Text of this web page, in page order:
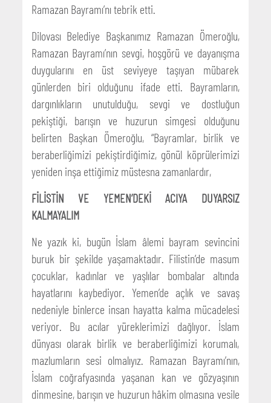
Ramazan Bayramı’nı tebrik etti.
Dilovası Belediye Başkanımız Ramazan Ömeroğlu,
Ramazan Bayramı’nın sevgi, hoşgörü ve dayanışma
duygularını en üst seviyeye taşıyan mübarek
günlerden biri olduğunu ifade etti. Bayramların,
dargınlıkların unutulduğu, sevgi ve dostluğun
pekiştiği, barışın ve huzurun simgesi olduğunu
belirten Başkan Ömeroğlu, “Bayramlar, birlik ve
beraberliğimizi pekiştirdiğimiz, gönül köprülerimizi
yeniden inşa ettiğimiz müstesna zamanlardır,
FİLİSTİN VE YEMEN’DEKİ ACIYA DUYARSIZ
KALMAYALIM
Ne yazık ki, bugün İslam âlemi bayram sevincini
buruk bir şekilde yaşamaktadır. Filistin’de masum
çocuklar, kadınlar ve yaşlılar bombalar altında
hayatlarını kaybediyor. Yemen’de açlık ve savaş
nedeniyle binlerce insan hayatta kalma mücadelesi
veriyor. Bu acılar yüreklerimizi dağlıyor. İslam
dünyası olarak birlik ve beraberliğimizi korumalı,
mazlumların sesi olmalıyız. Ramazan Bayramı’nın,
İslam coğrafyasında yaşanan kan ve gözyaşının
dinmesine, barışın ve huzurun hâkim olmasına vesile